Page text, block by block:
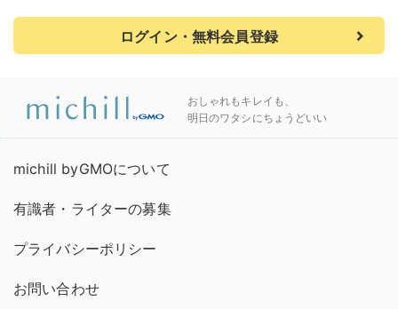
ログイン・無料会員登録
おしゃれもキレイも、
明日のワタシにちょうどいい
michill byGMOについて
有識者・ライターの募集
プライバシーポリシー
お問い合わせ